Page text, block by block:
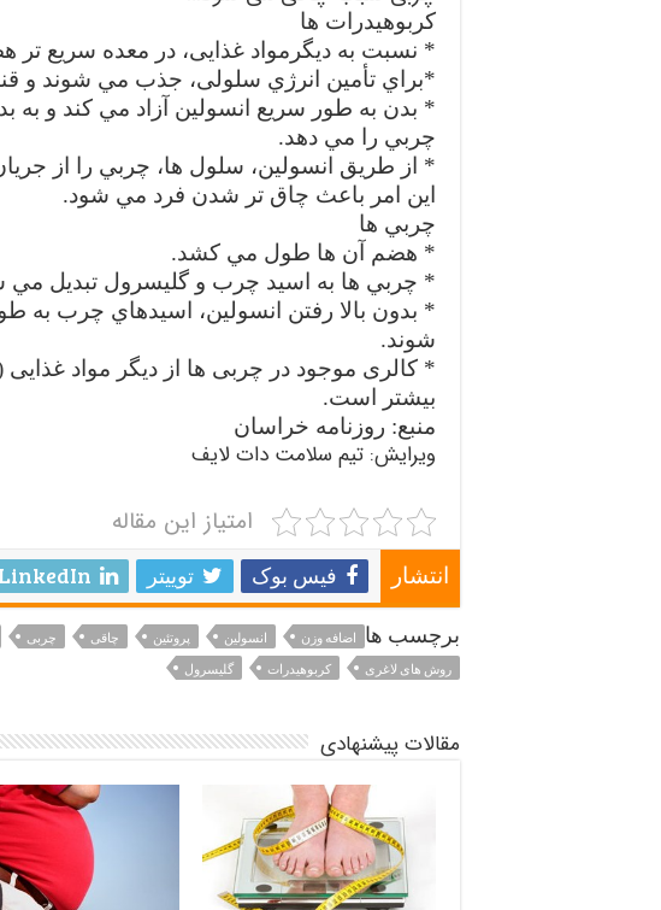
کربوهيدرات ها
* نسبت به ديگرمواد غذایی، در معده سريع
*‌براي تأمين انرژي سلولی، جذب مي شوند و
*‌ بدن به طور سريع انسولين آزاد مي کند و به
چربي را مي دهد.
* از طريق انسولين، سلول ها، چربي را از
اين امر باعث چاق تر شدن فرد مي شود.
چربي ها
* هضم آن ها طول مي کشد.
* چربي ها به اسيد چرب و گليسرول تبديل مي
*‌ بدون بالا رفتن انسولين، اسيدهاي چرب به
شوند.
* کالری موجود در چربی ها از دیگر مواد غذایی
بیشتر است.
منبع: روزنامه خراسان
ویرایش: تیم سلامت دات لایف
امتیاز این مقاله
انتشار فیس بوک توییتر LinkedIn
برچسب ها اضافه وزن انسولین پروتئین چاقی چربی
روش های لاغری
کربوهیدرات گليسرول
مقالات پیشنهادی